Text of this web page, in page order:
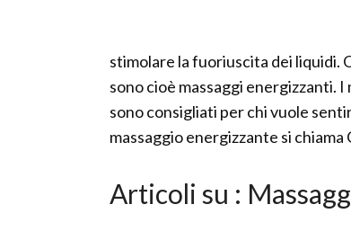
stimolare la fuoriuscita dei liquidi.
sono cioè massaggi energizzanti.
sono consigliati per chi vuole
massaggio energizzante si chiama
Articoli su :